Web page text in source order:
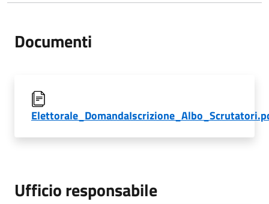
Documenti
Ufficio responsabile